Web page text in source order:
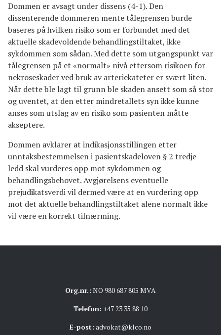
Dommen er avsagt under dissens (4-1). Den
dissenterende dommeren mente tålegrensen burde
baseres på hvilken risiko som er forbundet med det
aktuelle skadevoldende behandlingstiltaket, ikke
sykdommen som sådan. Med dette som utgangspunkt var
tålegrensen på et «normalt» nivå ettersom risikoen for
nekroseskader ved bruk av arteriekateter er svært liten.
Når dette ble lagt til grunn ble skaden ansett som så stor
og uventet, at den etter mindretallets syn ikke kunne
anses som utslag av en risiko som pasienten måtte
akseptere.
Dommen avklarer at indikasjonsstillingen etter
unntaksbestemmelsen i pasientskadeloven § 2 tredje
ledd skal vurderes opp mot sykdommen og
behandlingsbehovet. Avgjørelsens eventuelle
prejudikatsverdi vil dermed være at en vurdering opp
mot det aktuelle behandlingstiltaket alene normalt ikke
vil være en korrekt tilnærming.
Org.nr.: NO 980 687 805 MVA
Telefon: +47 23 35 88 10
E-post: advokat@klco.no